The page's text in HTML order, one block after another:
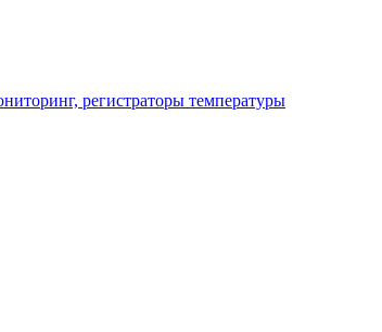
регистраторы температуры